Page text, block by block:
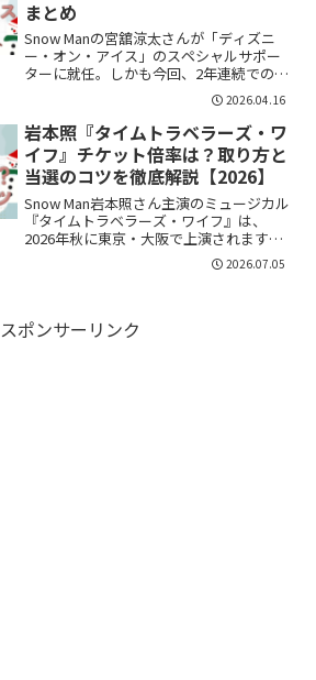
まとめ
Snow Manの宮舘涼太さんが「ディズニ
ー・オン・アイス」のスペシャルサポー
ターに就任。しかも今回、2年連続での起
用ということで話題になっています。
「なぜ宮舘さん？」「2年連続ってすごい
の？」と気になった方も多いはずです。
結論からまとめま...
2026.04.16
岩本照『タイムトラベラーズ・ワ
イフ』チケット倍率は？取り方と
当選のコツを徹底解説【2026】
Snow Man岩本照さん主演のミュージカル
『タイムトラベラーズ・ワイフ』は、
2026年秋に東京・大阪で上演されます。
そのため、チケットは取れる？倍率はど
れくらい？一般発売でも間に合う？当た
2026.07.05
スポンサーリンク